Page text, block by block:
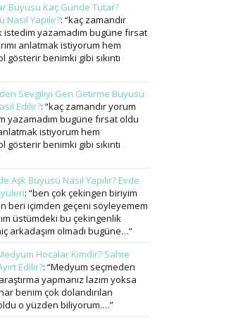
Büyüsü Kaç Günde Tutar?
Yapılır?: “kaç zamandır
yazamadım bugüne fırsat
anlatmak istiyorum hem
gösterir benimki gibi sıkıntı
Sevgiliyi Geri Getirme Büyüsü
Edilir?: “kaç zamandır yorum
yazamadım bugüne fırsat oldu
istiyorum hem
gösterir benimki gibi sıkıntı
Aşk Büyüsü Nasıl Yapılır? Evde
: “ben çok çekingen biriyim
beri içimden geçeni söyleyemem
üstümdeki bu çekingenlik
arkadaşım olmadı bugüne…”
Hocalar Kimdir? Sahte
Edilir?: “Medyum seçmeden
yapmanız lazım yoksa
benim çok dolandırılan
o yüzden biliyorum.…”